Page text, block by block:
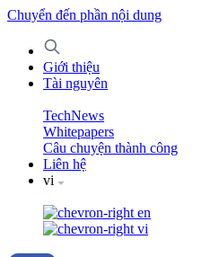
Chuyển đến phần nội dung
Giới thiệu
Tài nguyên
TechNews
Whitepapers
Câu chuyện thành công
Liên hệ
vi
en
vi